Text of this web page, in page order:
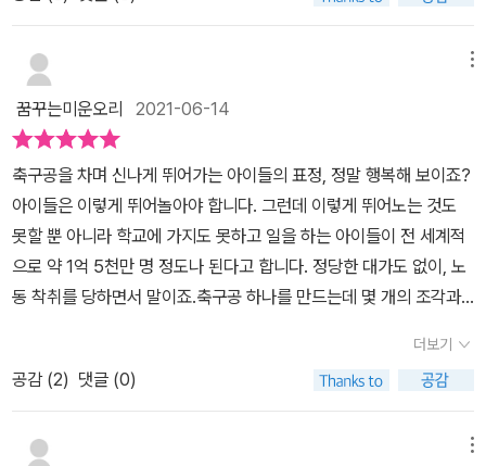
꿈꾸는미운오리 2021-06-14
축구공을 차며 신나게 뛰어가는 아이들의 표정, 정말 행복해 보이죠?
아이들은 이렇게 뛰어놀아야 합니다. 그런데 이렇게 뛰어노는 것도
못할 뿐 아니라 학교에 가지도 못하고 일을 하는 아이들이 전 세계적
으로 약 1억 5천만 명 정도나 된다고 합니다. 정당한 대가도 없이, 노
동 착취를 당하면서 말이죠.​축구공 하나를 만드는데 몇 개의 조각과
드는 데는 오각형이나 육각형 모양의 조각 32개가 필요하며 1600회
이상의 바느질이 필요하다고 합니다. 그럼 이 축구공이 어린 아이들
의 노동을 착취하여 만든 것이라는 불편한 진실은 알고 있나요? 예전
에 뉴스에서 본 기억이 어렴풋이 떠오르는데요. '그 공 차요!'를 읽으
더보기
공감 (2) 댓글 (0)